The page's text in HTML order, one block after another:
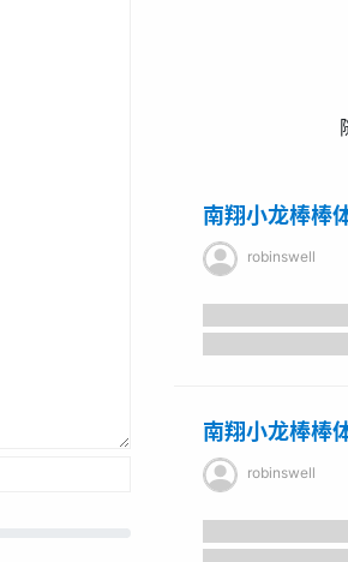
南翔小龙棒棒
robinswell
南翔小龙棒棒
robinswell